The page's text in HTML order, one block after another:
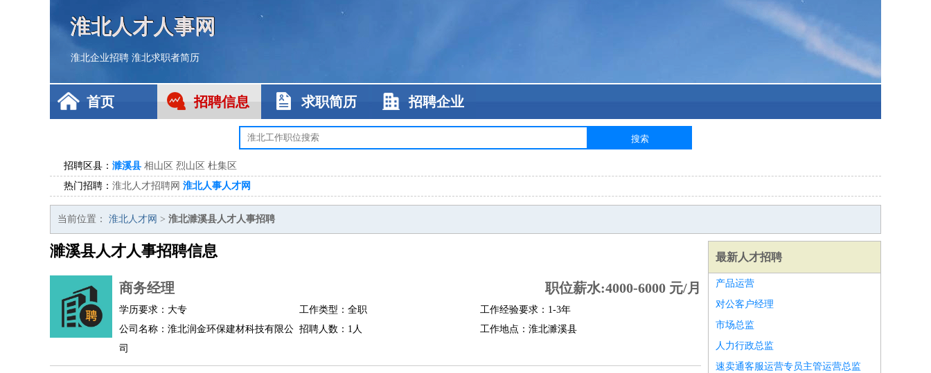
淮北人才人事网
淮北企业招聘 淮北求职者简历
首页 招聘信息 求职简历 招聘企业
招聘区县： 濉溪县 相山区 烈山区 杜集区
热门招聘： 淮北人才招聘网 淮北人事人才网
当前位置： 淮北人才网 > 淮北濉溪县人才人事招聘
濉溪县人才人事招聘信息
商务经理 职位薪水:4000-6000 元/月
学历要求：大专 工作类型：全职
工作经验要求：1-3年
公司名称：淮北润金环保建材科技有限公
司
招聘人数：1人 工作地点：淮北濉溪县
最新人才招聘
产品运营
对公客户经理
市场总监
人力行政总监
速卖通客服运营专员主管运营总监